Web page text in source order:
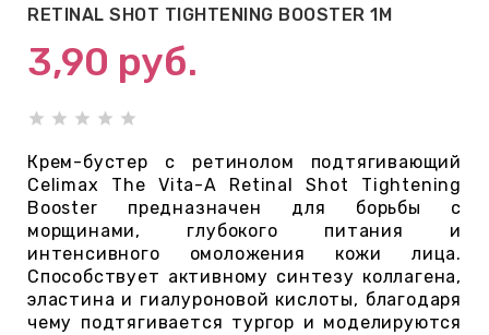
RETINAL SHOT TIGHTENING BOOSTER 1M
3,90 руб.
Крем-бустер с ретинолом подтягивающий
Celimax The Vita-A Retinal Shot Tightening
Booster предназначен для борьбы с
морщинами, глубокого питания и
интенсивного омоложения кожи лица.
Способствует активному синтезу коллагена,
эластина и гиалуроновой кислоты, благодаря
чему подтягивается тургор и моделируются